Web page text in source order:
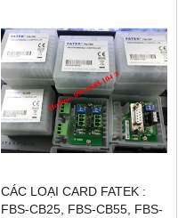
CÁC LOẠI CARD FATEK :
FBS-CB25, FBS-CB55, FBS-